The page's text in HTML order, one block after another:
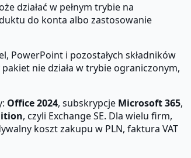
działać w pełnym trybie na
do konta albo zastosowanie
PowerPoint i pozostałych składników
nie działa w trybie ograniczonym,
Office 2024, subskrypcje Microsoft 365,
, czyli Exchange SE. Dla wielu firm,
koszt zakupu w PLN, faktura VAT